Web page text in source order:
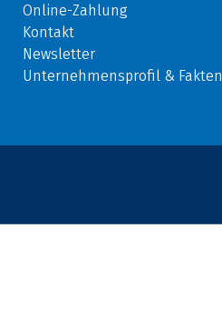
Online-Zahlung
Kontakt
Newsletter
Unternehmensprofil & Fakten